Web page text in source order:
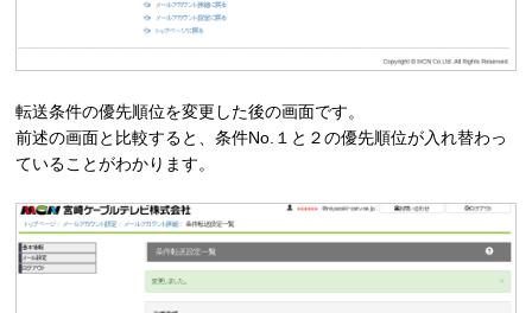
転送条件の優先順位を変更した後の画面です。
前述の画面と比較すると、条件No.１と２の優先順位が入れ替わっ
ていることがわかります。